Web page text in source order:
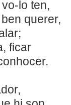
mal
querer,
ficar